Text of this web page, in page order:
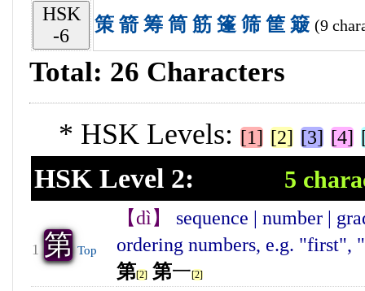
HSK
-6
策 箭 筹 筒 筋 篷 筛 筐 簸 (9
Total: 26 Characters
* HSK Levels: [1] [2] [3] [4]
HSK Level 2: 5
1 第 Top
【dì】
sequence | number |
ordering numbers, e.g. "first",
第[2] 第一[2]